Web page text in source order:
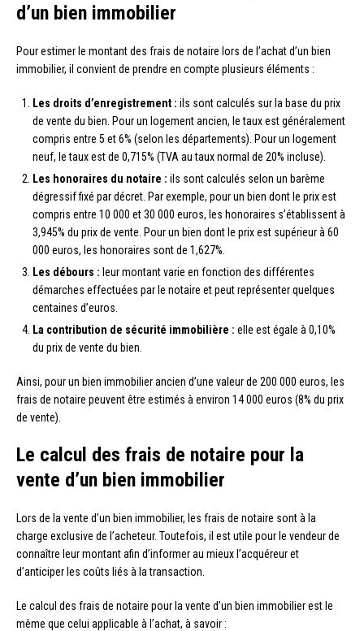
d’un bien immobilier
Pour estimer le montant des frais de notaire lors de l’achat d’un bien
immobilier, il convient de prendre en compte plusieurs éléments :
Les droits d’enregistrement : ils sont calculés sur la base du prix
de vente du bien. Pour un logement ancien, le taux est généralement
compris entre 5 et 6% (selon les départements). Pour un logement
neuf, le taux est de 0,715% (TVA au taux normal de 20% incluse).
Les honoraires du notaire : ils sont calculés selon un barème
dégressif fixé par décret. Par exemple, pour un bien dont le prix est
compris entre 10 000 et 30 000 euros, les honoraires s’établissent à
3,945% du prix de vente. Pour un bien dont le prix est supérieur à 60
000 euros, les honoraires sont de 1,627%.
Les débours : leur montant varie en fonction des différentes
démarches effectuées par le notaire et peut représenter quelques
centaines d’euros.
La contribution de sécurité immobilière : elle est égale à 0,10%
du prix de vente du bien.
Ainsi, pour un bien immobilier ancien d’une valeur de 200 000 euros, les
frais de notaire peuvent être estimés à environ 14 000 euros (8% du prix
de vente).
Le calcul des frais de notaire pour la
vente d’un bien immobilier
Lors de la vente d’un bien immobilier, les frais de notaire sont à la
charge exclusive de l’acheteur. Toutefois, il est utile pour le vendeur de
connaître leur montant afin d’informer au mieux l’acquéreur et
d’anticiper les coûts liés à la transaction.
Le calcul des frais de notaire pour la vente d’un bien immobilier est le
même que celui applicable à l’achat, à savoir :